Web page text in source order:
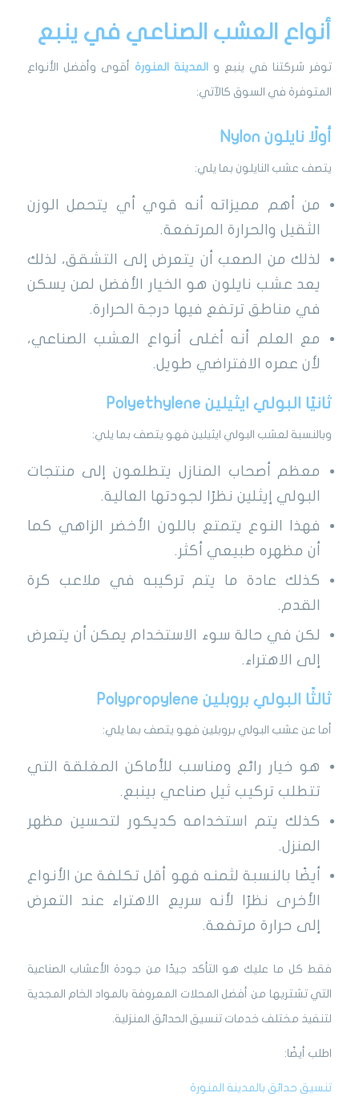
أنواع العشب الصناعي في ينبع
توفر شركتنا في ينبع و المدينة المنورة أقوى وأفضل الأنواع
المتوفرة في السوق كالآتي:
أولًا نايلون Nylon
يتصف عشب النايلون بما يلي:
من أهم مميزاته أنه قوي أي يتحمل الوزن
الثقيل والحرارة المرتفعة.
لذلك من الصعب أن يتعرض إلى التشقق، لذلك
يعد عشب نايلون هو الخيار الأفضل لمن يسكن
في مناطق ترتفع فيها درجة الحرارة.
مع العلم أنه أغلى أنواع العشب الصناعي،
لأن عمره الافتراضي طويل.
ثانيًا البولي ايثيلين Polyethylene
وبالنسبة لعشب البولي ايثيلين فهو يتصف بما يلي:
معظم أصحاب المنازل يتطلعون إلى منتجات
البولي إيثلين نظرًا لجودتها العالية.
فهذا النوع يتمتع باللون الأخضر الزاهي كما
أن مظهره طبيعي أكثر.
كذلك عادة ما يتم تركيبه في ملاعب كرة
القدم.
لكن في حالة سوء الاستخدام يمكن أن يتعرض
إلى الاهتراء.
ثالثًا البولي بروبلين Polypropylene
أما عن عشب البولي بروبلين فهو يتصف بما يلي:
هو خيار رائع ومناسب للأماكن المغلقة التي
تتطلب تركيب ثيل صناعي بينبع.
كذلك يتم استخدامه كديكور لتحسين مظهر
المنزل.
أيضًا بالنسبة لثمنه فهو أقل تكلفة عن الأنواع
الأخرى نظرًا لأنه سريع الاهتراء عند التعرض
إلى حرارة مرتفعة.
فقط كل ما عليك هو التأكد جيدًا من جودة الأعشاب الصناعية
التي تشتريها من أفضل المحلات المعروفة بالمواد الخام المجدية
لتنفيذ مختلف خدمات تنسيق الحدائق المنزلية.
اطلب أيضًا:
تنسيق حدائق بالمدينة المنورة